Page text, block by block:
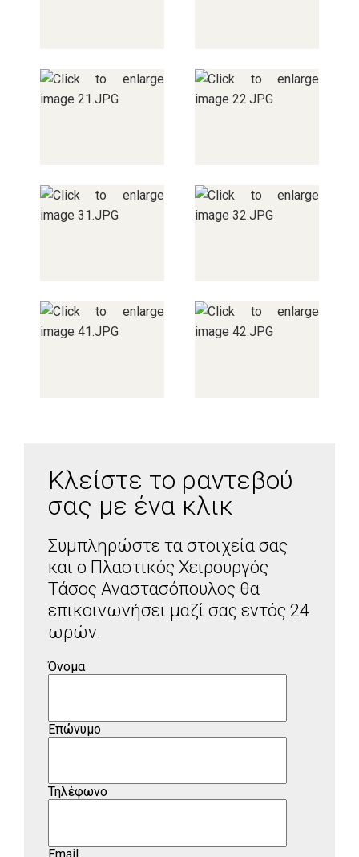
Κλείστε το ραντεβού
σας με ένα κλικ
Συμπληρώστε τα στοιχεία σας
και ο Πλαστικός Χειρουργός
Τάσος Αναστασόπουλος θα
επικοινωνήσει μαζί σας εντός 24
ωρών.
Όνομα
Επώνυμο
Τηλέφωνο
Email